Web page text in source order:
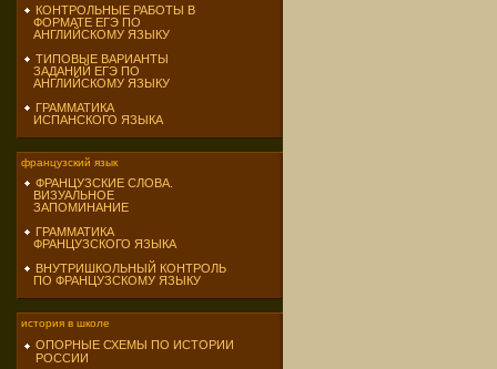
КОНТРОЛЬНЫЕ РАБОТЫ В
ФОРМАТЕ ЕГЭ ПО
АНГЛИЙСКОМУ ЯЗЫКУ
ТИПОВЫЕ ВАРИАНТЫ
ЗАДАНИЙ ЕГЭ ПО
АНГЛИЙСКОМУ ЯЗЫКУ
ГРАММАТИКА
ИСПАНСКОГО ЯЗЫКА
французский язык
ФРАНЦУЗСКИЕ СЛОВА.
ВИЗУАЛЬНОЕ
ЗАПОМИНАНИЕ
ГРАММАТИКА
ФРАНЦУЗСКОГО ЯЗЫКА
ВНУТРИШКОЛЬНЫЙ КОНТРОЛЬ
ПО ФРАНЦУЗСКОМУ ЯЗЫКУ
история в школе
ОПОРНЫЕ СХЕМЫ ПО ИСТОРИИ
РОССИИ